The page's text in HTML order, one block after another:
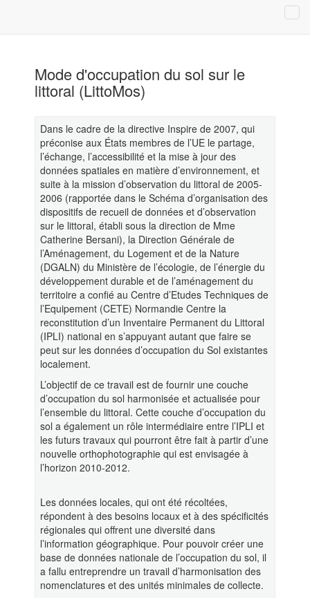
Mode d'occupation du sol sur le
littoral (LittoMos)
Dans le cadre de la directive Inspire de 2007, qui
préconise aux États membres de l’UE le partage,
l’échange, l’accessibilité et la mise à jour des
données spatiales en matière d’environnement, et
suite à la mission d’observation du littoral de 2005-
2006 (rapportée dans le Schéma d’organisation des
dispositifs de recueil de données et d’observation
sur le littoral, établi sous la direction de Mme
Catherine Bersani), la Direction Générale de
l’Aménagement, du Logement et de la Nature
(DGALN) du Ministère de l’écologie, de l’énergie du
développement durable et de l’aménagement du
territoire a confié au Centre d’Etudes Techniques de
l’Equipement (CETE) Normandie Centre la
reconstitution d’un Inventaire Permanent du Littoral
(IPLI) national en s’appuyant autant que faire se
peut sur les données d’occupation du Sol existantes
localement.
L’objectif de ce travail est de fournir une couche
d’occupation du sol harmonisée et actualisée pour
l’ensemble du littoral. Cette couche d’occupation du
sol a également un rôle intermédiaire entre l’IPLI et
les futurs travaux qui pourront être fait à partir d’une
nouvelle orthophotographie qui est envisagée à
l’horizon 2010-2012.
Les données locales, qui ont été récoltées,
répondent à des besoins locaux et à des spécificités
régionales qui offrent une diversité dans
l’information géographique. Pour pouvoir créer une
base de données nationale de l’occupation du sol, il
a fallu entreprendre un travail d’harmonisation des
nomenclatures et des unités minimales de collecte.